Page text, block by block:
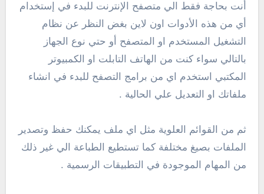
أنت بحاجة فقط الي متصفح الإنترنت للبدء في إستخدام
أي من هذه الأدوات اون لاين بغض النظر عن نظام
التشغيل المستخدم او المتصفح أو حتي نوع الجهاز
بالتالي سواء كنت من الهاتف التابلت او الكمبيوتر
المكتبي استخدم اي من برامج التصفح للبدء في انشاء
ملفاتك او التعديل علي الحالية .
ثم من القوائم العلوية مثل اي ملف يمكنك حفظ وتصدير
الملفات بصيغ مختلفة كما تستطيع الطباعة الي غير ذلك
من المهام الموجودة في التطبيقات الرسمية .